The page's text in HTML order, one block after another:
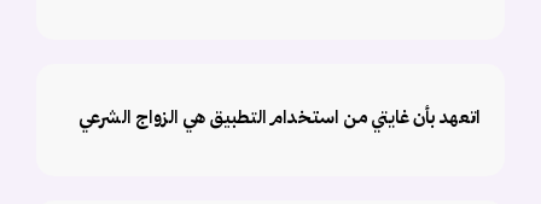
اتعهد بأن غايتي من استخدام التطبيق هي الزواج الشرعي